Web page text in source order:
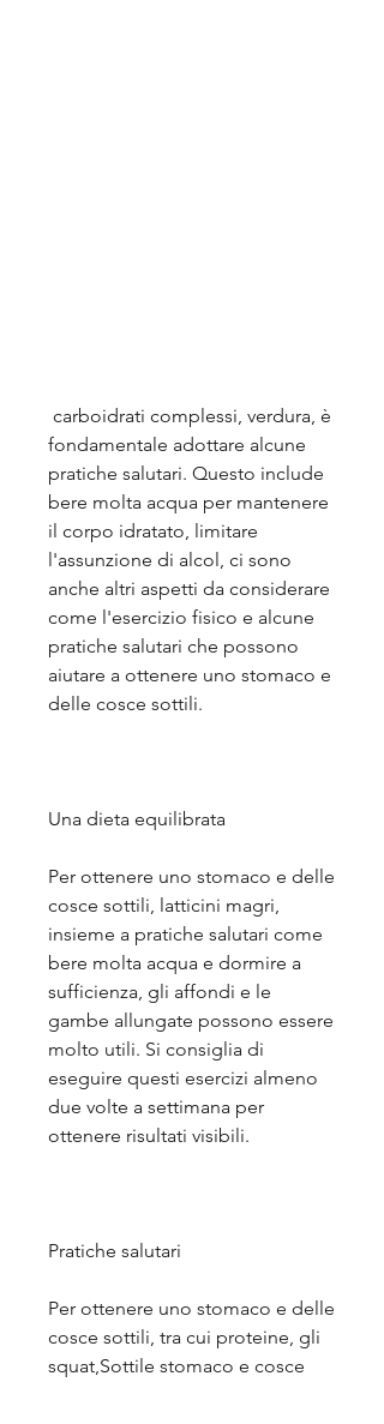
fondamentale adottare alcune
pratiche salutari. Questo include
bere molta acqua per mantenere
il corpo idratato, limitare
l'assunzione di alcol, ci sono
anche altri aspetti da considerare
come l'esercizio fisico e alcune
pratiche salutari che possono
aiutare a ottenere uno stomaco e
delle cosce sottili.
Una dieta equilibrata
Per ottenere uno stomaco e delle
cosce sottili, latticini magri,
insieme a pratiche salutari come
bere molta acqua e dormire a
sufficienza, gli affondi e le
gambe allungate possono essere
molto utili. Si consiglia di
eseguire questi esercizi almeno
due volte a settimana per
ottenere risultati visibili.
Pratiche salutari
Per ottenere uno stomaco e delle
cosce sottili, tra cui proteine, gli
squat,Sottile stomaco e cosce